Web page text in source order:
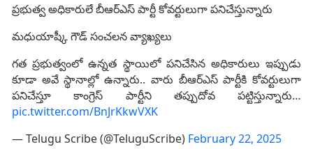
ప్రభుత్వ అధికారులే బీఆర్ఎస్ పార్టీ కోవర్టులుగా పనిచేస్తున్నారు
మధుయాష్కీ గౌడ్ సంచలన వ్యాఖ్యలు
గత ప్రభుత్వంలో ఉన్నత స్థాయిలో పనిచేసిన అధికారులు ఇప్పుడు
కూడా అవే స్థానాల్లో ఉన్నారు.. వారు బీఆర్ఎస్ పార్టీకి కోవర్టులుగా
పనిచేస్తూ కాంగ్రెస్ పార్టీని తప్పుదోవ పట్టిస్తున్నారు…
pic.twitter.com/BnJrKkwVXK
— Telugu Scribe (@TeluguScribe) February 22, 2025